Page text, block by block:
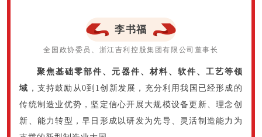
李书福
全国政协委员、浙江吉利控股集团有限公司董事长
聚焦基础零部件、元器件、材料、软件、工艺等领
域 ，支持鼓励从0到1创新发展，充分利用我国已经形成的
传统制造业优势，坚定信心开展大规模设备更新、理念创
新、能力转型，早日形成以研发为先导、灵活制造能力为